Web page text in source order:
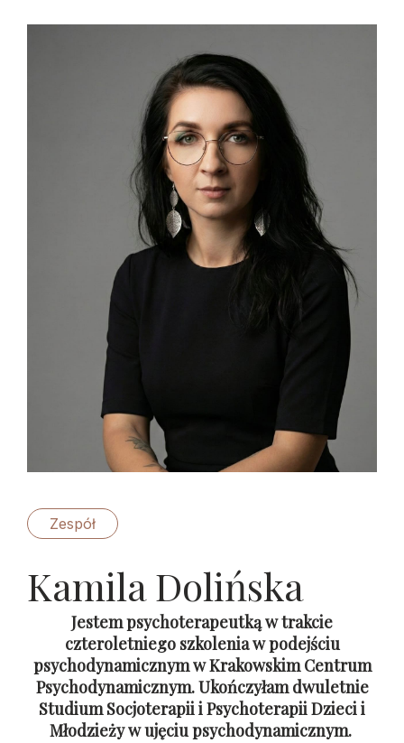
Zespół
Kamila Dolińska
Jestem psychoterapeutką w trakcie
czteroletniego szkolenia w podejściu
psychodynamicznym w Krakowskim Centrum
Psychodynamicznym. Ukończyłam dwuletnie
Studium Socjoterapii i Psychoterapii Dzieci i
Młodzieży w ujęciu psychodynamicznym.